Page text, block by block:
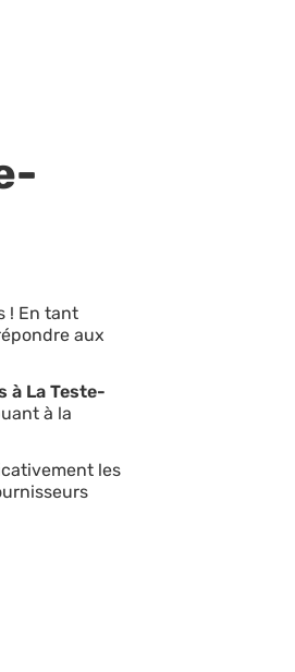
! En tant
aux
à La Teste-
à la
les